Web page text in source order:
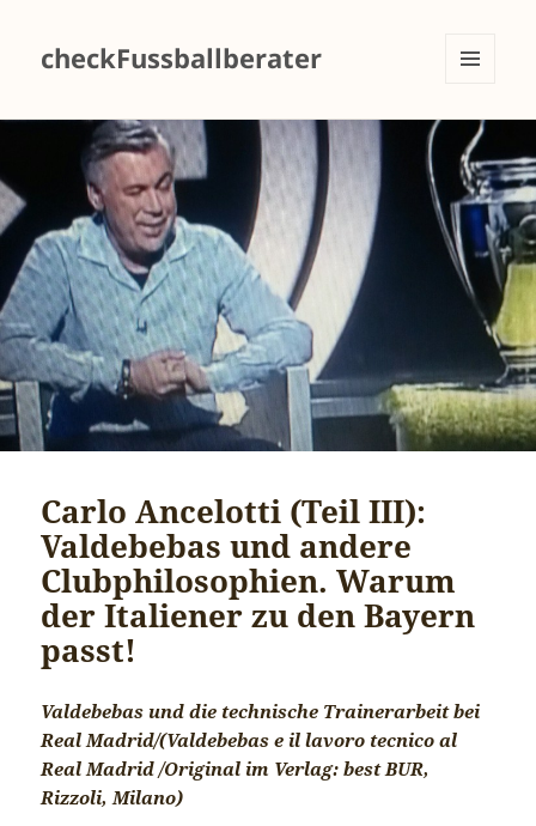
checkFussballberater
UND
WIDGETS
Carlo Ancelotti (Teil III):
Valdebebas und andere
Clubphilosophien. Warum
der Italiener zu den Bayern
passt!
Valdebebas und die technische Trainerarbeit bei
Real Madrid/(Valdebebas e il lavoro tecnico al
Real Madrid /Original im Verlag: best BUR,
Rizzoli, Milano)